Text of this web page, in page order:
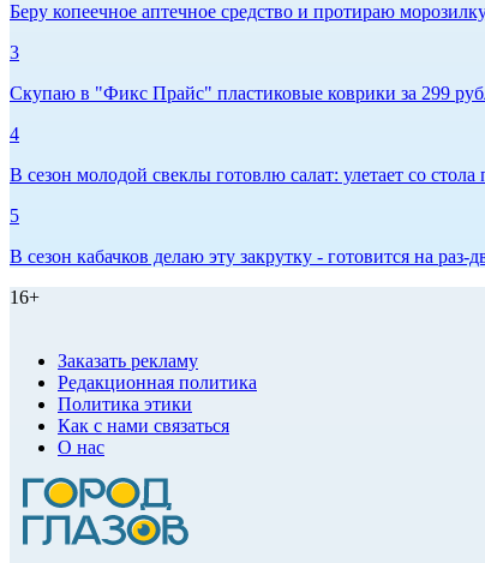
Беру копеечное аптечное средство и протираю
3
Скупаю в "Фикс Прайс" пластиковые коврики за 299
4
В сезон молодой свеклы готовлю салат: улетает со
5
В сезон кабачков делаю эту закрутку - готовится на
16+
Заказать рекламу
Редакционная политика
Политика этики
Как с нами связаться
О нас